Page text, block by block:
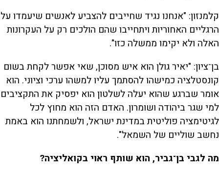
קלמנזון: "אנחנו נגיד שחייבים להצביע לאנשים שיעמדו על
הרגליים האחוריות ויתחייבו שהם הולכים רק על העקרונות
האלה ולא יקימו ממשלה כזו".
בן־ציון: "יאיר גולן הוא איש מסוכן, שאי אפשר לקחת בשום
קונסטלציה כמישהו להסתמך עליו למשהו ערכי וציוני. הוא
אומר שברגע שהוא יעלה לשלטון הוא יפסיק את התקציבים
למי שגר ביהודה ושומרון. האדם הזה הוא מחוץ לכל
לגיטימציה פוליטית במדינת ישראל, ולשמחתנו הוא באמת
נחשב שוליים של השמאל".
מה לגבי בן־גביר, הוא שותף ראוי בקואליציה?